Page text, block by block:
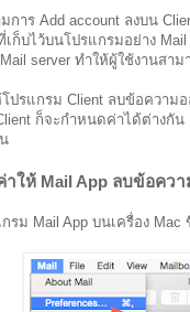
มการ Add account ลงบน
เก็บไว้บนโปรแกรมอย่าง
server ทำให้ผู้ใช้งานสา
โปรแกรม Client ลบข้อความ
ก็จะกำหนดค่าได้ต่างกัน
าให้ Mail App ลบข้อคว
รม Mail App บนเครื่อง Mac